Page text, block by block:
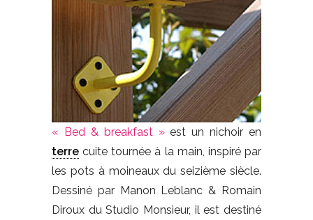
« Bed & breakfast »est un nichoir en
terre cuite tournée à la main, inspiré par
les pots à moineaux du seizième siècle.
Dessiné par Manon Leblanc & Romain
Diroux du Studio Monsieur, il est destiné